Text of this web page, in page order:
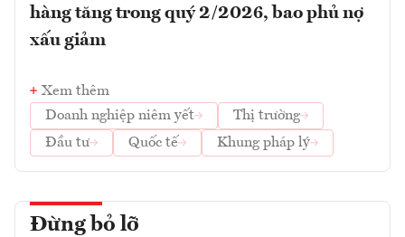
hàng tăng trong quý 2/2026, bao phủ nợ
xấu giảm
Xem thêm
Doanh nghiệp niêm yết
Thị trường
Đầu tư
Quốc tế Khung pháp lý
Đừng bỏ lỡ